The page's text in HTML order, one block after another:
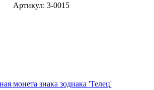
Артикул: 3-0015
монета знака зодиака 'Телец'